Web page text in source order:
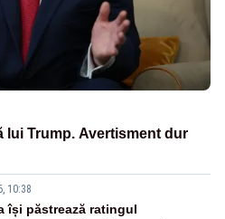
lui Trump. Avertisment dur
10:38
își păstrează ratingul